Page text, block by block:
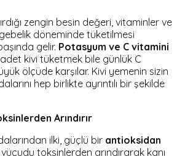
zengin besin değeri, vitaminler ve
döneminde tüketilmesi
gelir. Potasyum ve C vitamini
adet kivi tüketmek bile günlük C
ölçüde karşılar. Kivi yemenin sizin
hep birlikte ayrıntılı bir şekilde
Arındırır
ilki, güçlü bir antioksidan
toksinlerden arındırarak kanı